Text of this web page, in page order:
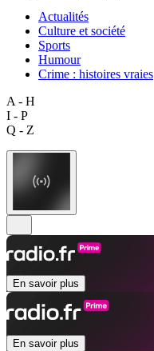
Actualités
Culture et société
Sports
Humour
Crime : histoires vraies
A - H
I - P
Q - Z
En savoir plus
En savoir plus